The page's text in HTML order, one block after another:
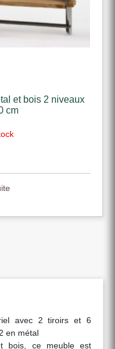
et bois 2 niveaux
cm
avec 2 tiroirs et 6
en métal
bois, ce meuble est